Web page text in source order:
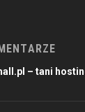
– tani